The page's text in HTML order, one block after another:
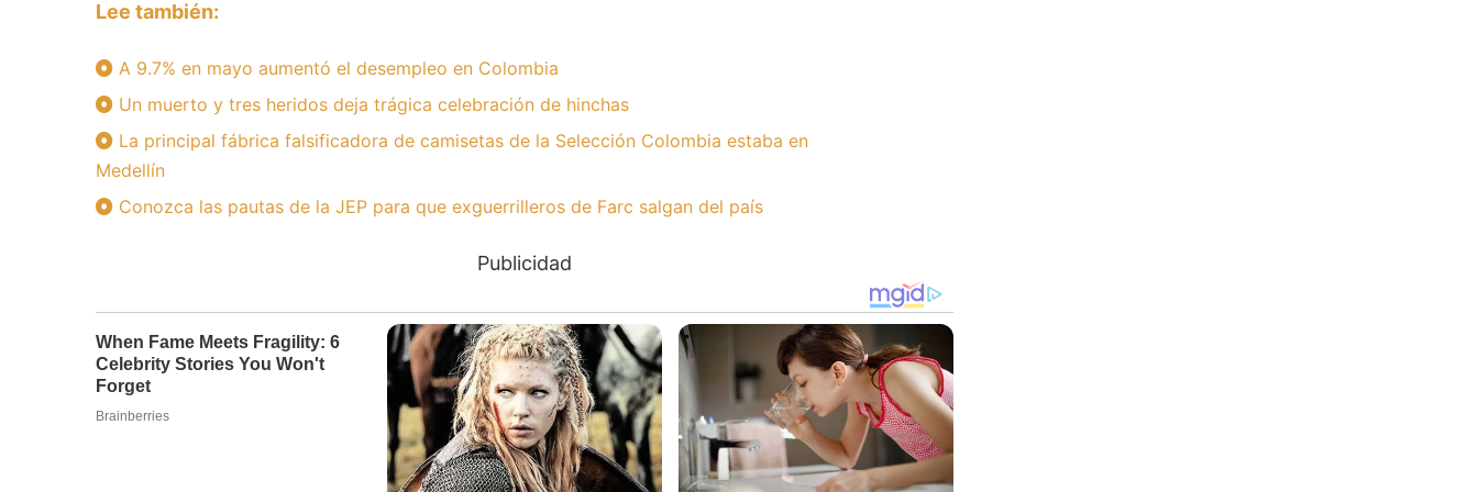
Lee también:
A 9.7% en mayo aumentó el desempleo en Colombia
Un muerto y tres heridos deja trágica celebración de hinchas
La principal fábrica falsificadora de camisetas de la Selección Colombia estaba en
Medellín
Conozca las pautas de la JEP para que exguerrilleros de Farc salgan del país
Publicidad